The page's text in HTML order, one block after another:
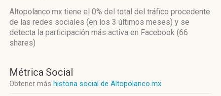
Altopolanco.mx tiene el 0% del total del tráfico procedente
de las redes sociales (en los 3 últimos meses) y se
detecta la participación más activa en Facebook (66
shares)
Métrica Social
Obtener más historia social de Altopolanco.mx